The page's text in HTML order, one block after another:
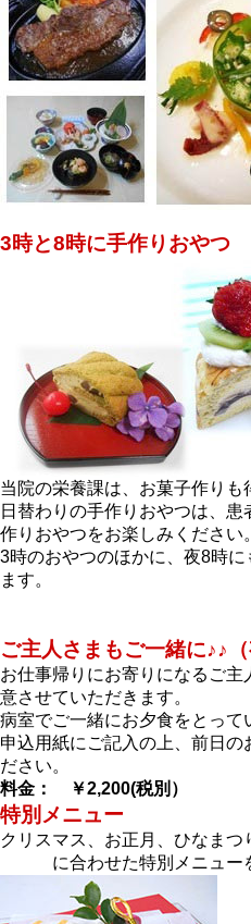
3時と8時に手作りおやつ
当院の栄養課は、お菓子作りも
日替わりの手作りおやつは、
作りおやつをお楽しみください。
3時のおやつのほかに、夜8時
ます。
ご主人さまもご一緒に♪♪（
お仕事帰りにお寄りになるご主
意させていただきます。
病室でご一緒にお夕食をとって
申込用紙にご記入の上、前日の
ださい。
料金： ￥2,200(税別）
特別メニュー
クリスマス、お正月、ひなま
に合わせた特別メニュー